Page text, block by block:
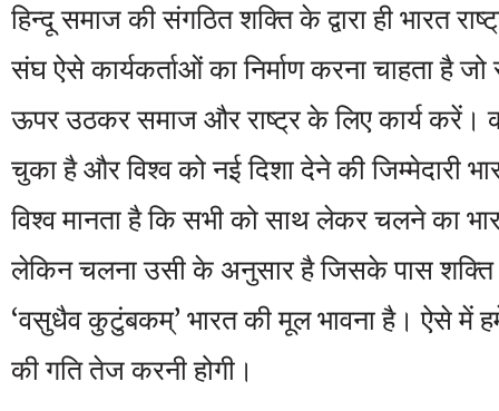
हिन्दू समाज की संगठित शक्ति के द्वारा ही भारत
संघ ऐसे कार्यकर्ताओं का निर्माण करना चाहता है
ऊपर उठकर समाज और राष्ट्र के लिए कार्य करें।
चुका है और विश्व को नई दिशा देने की जिम्मेदारी
विश्व मानता है कि सभी को साथ लेकर चलने का
लेकिन चलना उसी के अनुसार है जिसके पास शक्ति
‘वसुधैव कुटुंबकम्’ भारत की मूल भावना है। ऐसे में
की गति तेज करनी होगी।